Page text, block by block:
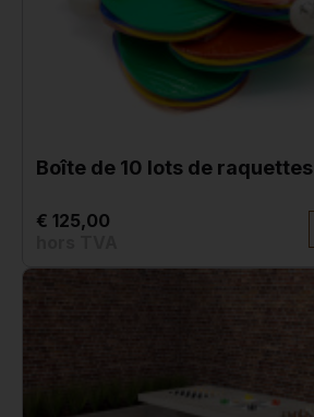
Boîte de 10 lots de raquettes
€ 125,00